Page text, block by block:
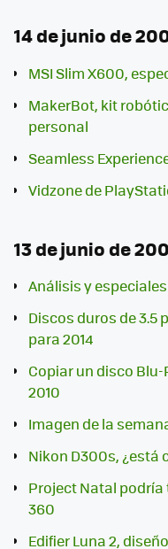
14 de junio de
MSI Slim X600,
MakerBot, kit
personal
Seamless
Vidzone de
13 de junio de
Análisis y
Discos duros de 3.5
para 2014
Copiar un disco
2010
Imagen de la
Nikon D300s, ¿está
Project Natal
360
Edifier Luna 2,